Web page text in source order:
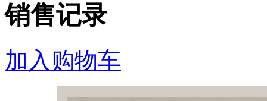
销售记录
加入购物车